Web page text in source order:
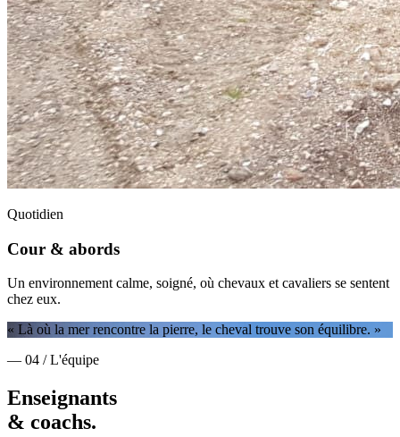
Quotidien
Cour & abords
Un environnement calme, soigné, où chevaux et cavaliers se sentent
chez eux.
« Là où la mer rencontre la pierre, le cheval trouve son équilibre. »
— 04 / L'équipe
Enseignants
& coachs.